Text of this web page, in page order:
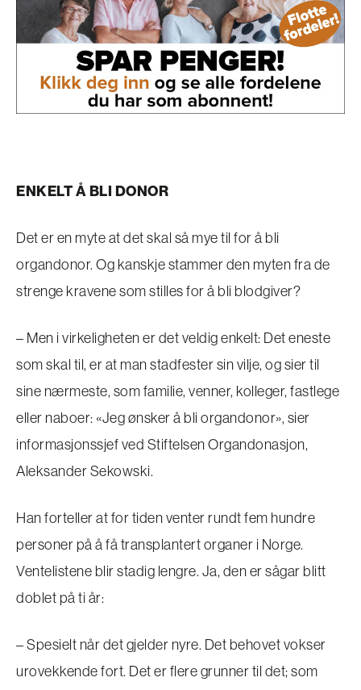
ENKELT Å BLI DONOR
Det er en myte at det skal så mye til for å bli
organdonor. Og kanskje stammer den myten fra de
strenge kravene som stilles for å bli blodgiver?
– Men i virkeligheten er det veldig enkelt: Det eneste
som skal til, er at man stadfester sin vilje, og sier til
sine nærmeste, som familie, venner, kolleger, fastlege
eller naboer: «Jeg ønsker å bli organdonor», sier
informasjonssjef ved Stiftelsen Organdonasjon,
Aleksander Sekowski.
Han forteller at for tiden venter rundt fem hundre
personer på å få transplantert organer i Norge.
Ventelistene blir stadig lengre. Ja, den er sågar blitt
doblet på ti år:
– Spesielt når det gjelder nyre. Det behovet vokser
urovekkende fort. Det er flere grunner til det; som